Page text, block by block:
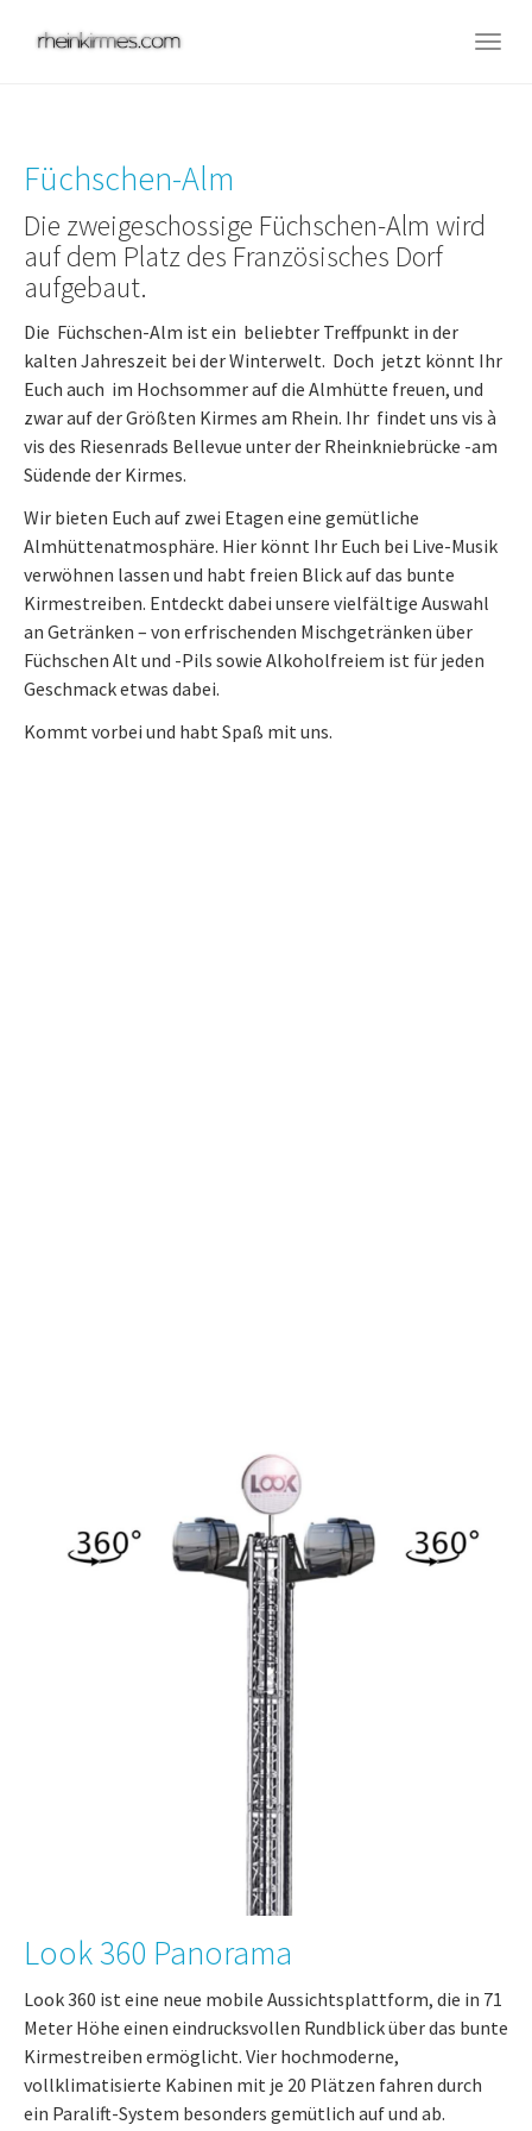
Füchschen-Alm
Die zweigeschossige Füchschen-Alm wird
auf dem Platz des Französisches Dorf
aufgebaut.
Die Füchschen-Alm ist ein beliebter Treffpunkt in der
kalten Jahreszeit bei der Winterwelt. Doch jetzt könnt Ihr
Euch auch im Hochsommer auf die Almhütte freuen, und
zwar auf der Größten Kirmes am Rhein. Ihr findet uns vis à
vis des Riesenrads Bellevue unter der Rheinkniebrücke -am
Südende der Kirmes.
Wir bieten Euch auf zwei Etagen eine gemütliche
Almhüttenatmosphäre. Hier könnt Ihr Euch bei Live-Musik
verwöhnen lassen und habt freien Blick auf das bunte
Kirmestreiben. Entdeckt dabei unsere vielfältige Auswahl
an Getränken – von erfrischenden Mischgetränken über
Füchschen Alt und -Pils sowie Alkoholfreiem ist für jeden
Geschmack etwas dabei.
Kommt vorbei und habt Spaß mit uns.
Look 360 Panorama
Look 360 ist eine neue mobile Aussichtsplattform, die in 71
Meter Höhe einen eindrucksvollen Rundblick über das bunte
Kirmestreiben ermöglicht. Vier hochmoderne,
vollklimatisierte Kabinen mit je 20 Plätzen fahren durch
ein Paralift-System besonders gemütlich auf und ab.